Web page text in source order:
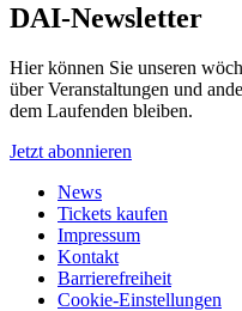
DAI-Newsletter
Hier können Sie unseren
über Veranstaltungen und
dem Laufenden bleiben.
Jetzt abonnieren
News
Tickets kaufen
Impressum
Kontakt
Barrierefreiheit
Cookie-Einstellungen